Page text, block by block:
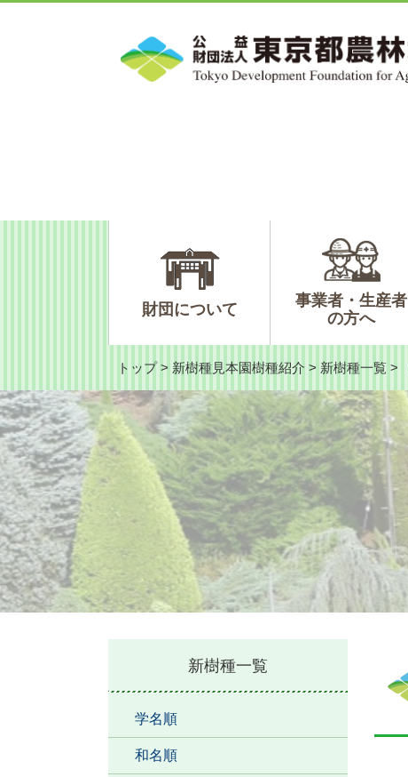
文
財団について
事業者・生産者
の方へ
トップ > 新樹種見本園樹種紹介 > 新樹種一覧 >
新樹種一覧
学名順
和名順